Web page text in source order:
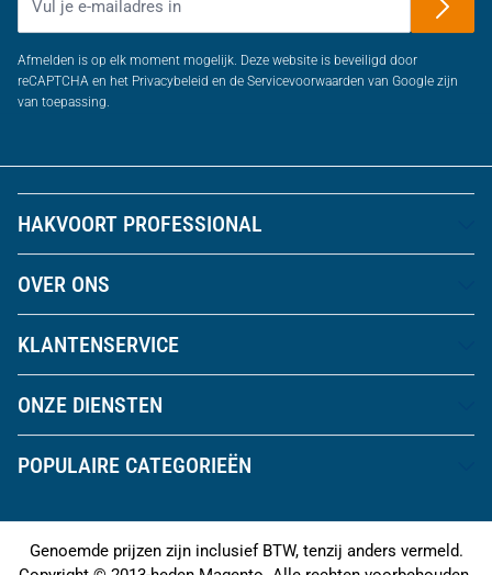
Afmelden is op elk moment mogelijk. Deze website is beveiligd door
reCAPTCHA en het Privacybeleid en de Servicevoorwaarden van Google zijn
van toepassing.
HAKVOORT PROFESSIONAL
OVER ONS
KLANTENSERVICE
ONZE DIENSTEN
POPULAIRE CATEGORIEËN
Genoemde prijzen zijn inclusief BTW, tenzij anders vermeld.